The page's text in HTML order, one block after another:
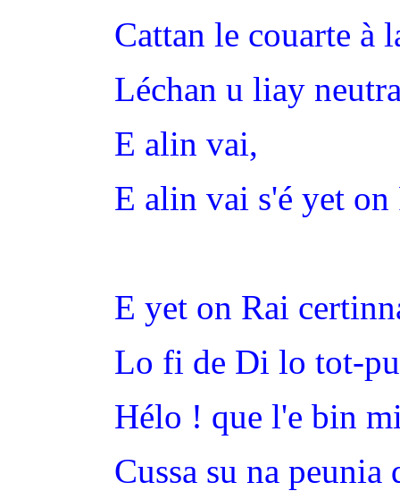
Cattan le couarte à
Léchan u liay
E alin vai,
E alin vai s'é yet
E yet on Rai
Lo fi de Di lo tot-
Hélo ! que l'e bin
Cussa su na peunia